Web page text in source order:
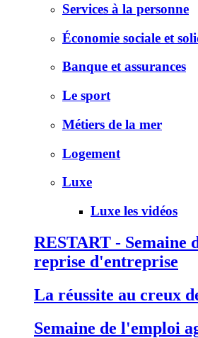
Services à la personne
Économie sociale et
Banque et assurances
Le sport
Métiers de la mer
Logement
Luxe
Luxe les vidéos
RESTART - Semaine
reprise d'entreprise
La réussite au creux
Semaine de l'emploi